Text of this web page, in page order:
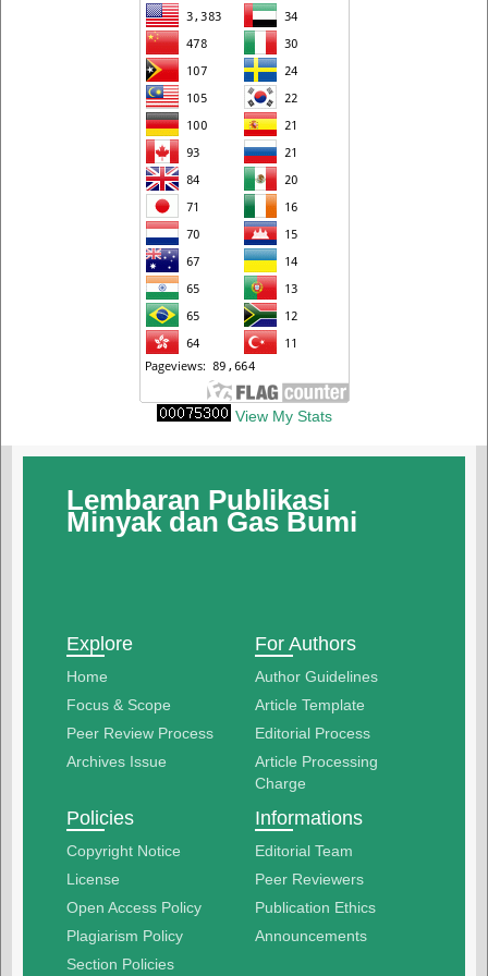
View My Stats
Lembaran Publikasi
Minyak dan Gas Bumi
Explore
Home
Focus & Scope
Peer Review Process
Archives Issue
For Authors
Author Guidelines
Article Template
Editorial Process
Article Processing
Charge
Policies
Copyright Notice
License
Open Access Policy
Plagiarism Policy
Section Policies
Informations
Editorial Team
Peer Reviewers
Publication Ethics
Announcements